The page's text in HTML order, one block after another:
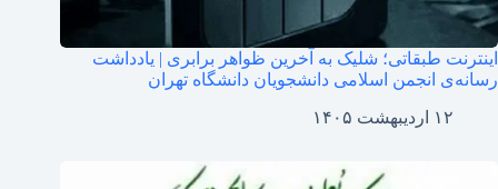
اینترنت طبقاتی؛ شلیک به آخرین ظواهر برابری | یادداشت
رسانه‌ی انجمن اسلامی دانشجویان دانشگاه تهران
۱۲ اردیبهشت ۱۴۰۵